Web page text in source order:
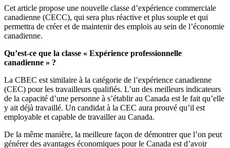
Cet article propose une nouvelle classe d’expérience commerciale
canadienne (CECC), qui sera plus réactive et plus souple et qui
permettra de créer et de maintenir des emplois au sein de l’économie
canadienne.
Qu’est-ce que la classe « Expérience professionnelle
canadienne » ?
La CBEC est similaire à la catégorie de l’expérience canadienne
(CEC) pour les travailleurs qualifiés. L’un des meilleurs indicateurs
de la capacité d’une personne à s’établir au Canada est le fait qu’elle
y ait déjà travaillé. Un candidat à la CEC aura prouvé qu’il est
employable et capable de travailler au Canada.
De la même manière, la meilleure façon de démontrer que l’on peut
générer des avantages économiques pour le Canada est d’avoir